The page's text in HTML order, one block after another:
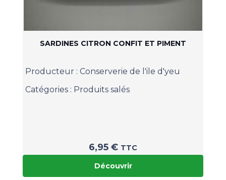
SARDINES CITRON CONFIT ET PIMENT
Producteur : Conserverie de l'ile d'yeu
Catégories : Produits salés
6,95 € TTC
Découvrir